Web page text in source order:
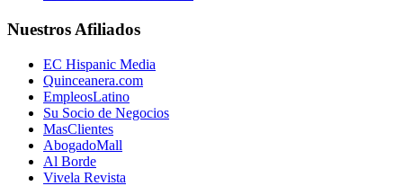
Nuestros Afiliados
EC Hispanic Media
Quinceanera.com
EmpleosLatino
Su Socio de Negocios
MasClientes
AbogadoMall
Al Borde
Vivela Revista